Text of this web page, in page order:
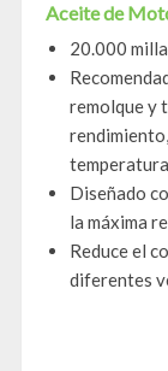
Aceite de
20.000
remolque y
Diseñado
la máxima
Reduce el
diferentes